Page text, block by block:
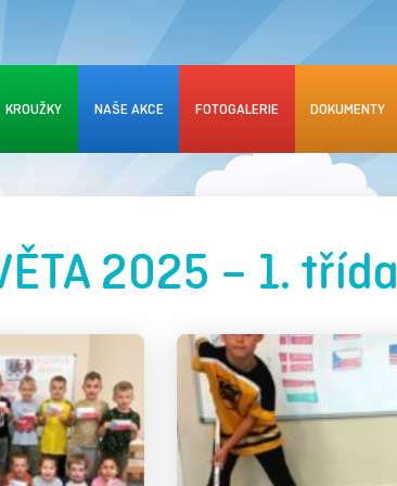
KROUŽKY NAŠE AKCE FOTOGALERIE DOKUMENTY
2025 – 1. třída